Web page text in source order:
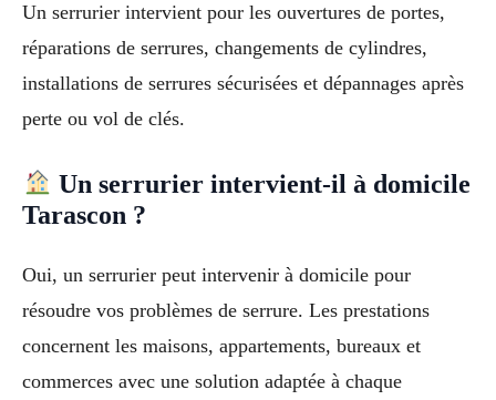
Un serrurier intervient pour les ouvertures de portes,
réparations de serrures, changements de cylindres,
installations de serrures sécurisées et dépannages après
perte ou vol de clés.
Un serrurier intervient-il à domicile
Tarascon ?
Oui, un serrurier peut intervenir à domicile pour
résoudre vos problèmes de serrure. Les prestations
concernent les maisons, appartements, bureaux et
commerces avec une solution adaptée à chaque